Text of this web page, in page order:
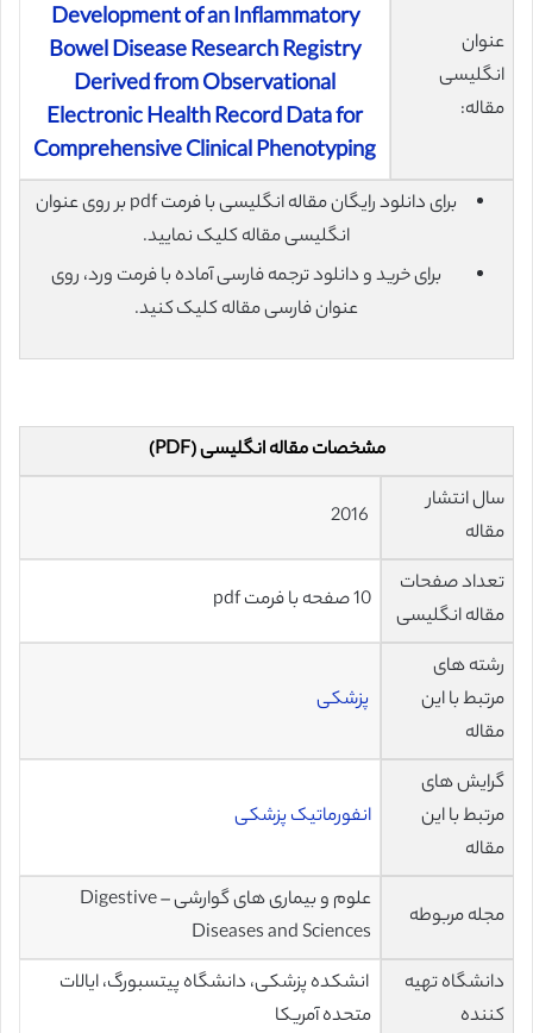
عنوان
انگلیسی
مقاله:
Development of an Inflammatory
Bowel Disease Research Registry
Derived from Observational
Electronic Health Record Data for
Comprehensive Clinical Phenotyping
برای دانلود رایگان مقاله انگلیسی با فرمت pdf بر روی عنوان
انگلیسی مقاله کلیک نمایید.
برای خرید و دانلود ترجمه فارسی آماده با فرمت ورد، روی
عنوان فارسی مقاله کلیک کنید.
مشخصات مقاله انگلیسی (PDF)
سال انتشار
مقاله
تعداد صفحات
مقاله انگلیسی
10 صفحه با فرمت pdf
رشته های
مرتبط با این
مقاله
پزشکی
گرایش های
مرتبط با این
مقاله
انفورماتیک پزشکی
مجله مربوطه
علوم و بیماری های گوارشی – Digestive
Diseases and Sciences
دانشگاه تهیه
کننده
انشکده پزشکی، دانشگاه پیتسبورگ، ایالات
متحده آمریکا